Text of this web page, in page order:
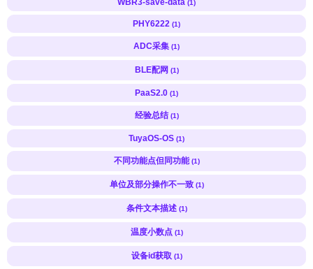
(1)
PHY6222 (1)
ADC采集 (1)
BLE配网 (1)
PaaS2.0 (1)
经验总结 (1)
TuyaOS-OS (1)
不同功能点但同功能 (1)
单位及部分操作不一致 (1)
条件文本描述 (1)
温度小数点 (1)
设备id获取 (1)